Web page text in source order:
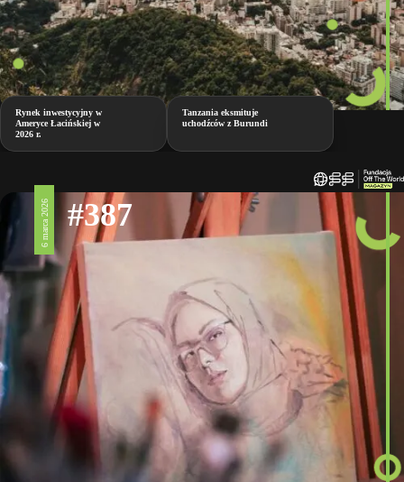
Rynek inwestycyjny w
Ameryce Łacińskiej w
2026 r.
Tanzania eksmituje
uchodźców z Burundi
6 marca 2026 #387